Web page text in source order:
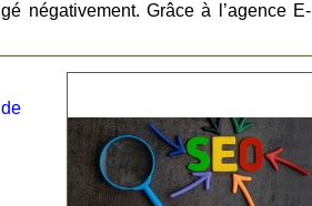
négativement. Grâce à l’agence E-